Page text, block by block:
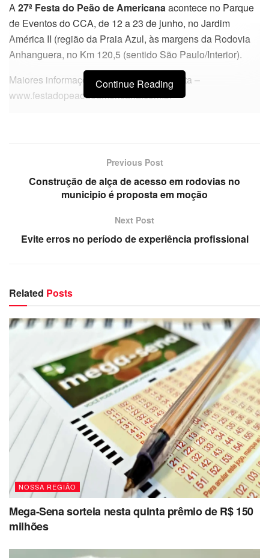
A27ª Festa do Peão de Americanaacontece no Parque
de Eventos do CCA, de 12 a 23 de junho, no Jardim
América II (região da Praia Azul, às margens da Rodovia
Anhanguera, no Km 120,5 (sentido São Paulo/Interior).
Maiores informações no site oficial da festa –
www.festadopeaodeamericana.com.br
Continue Reading
Previous Post
Construção de alça de acesso em rodovias no
municipio é proposta em moção
Next Post
Evite erros no período de experiência profissional
Related Posts
NOSSA REGIÃO
Mega-Sena sorteia nesta quinta prêmio de R$ 150
milhões